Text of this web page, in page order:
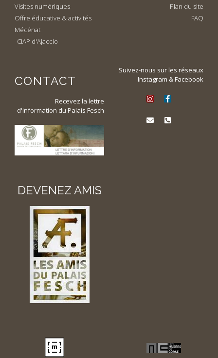
Visites numériques
Offre éducative & activités
Mécénat
CIAP d'Ajaccio
Plan du site
FAQ
CONTACT
Recevez la lettre
d'information du Palais Fesch
Suivez-nous sur les réseaux
Instagram & Facebook
DEVENEZ AMIS